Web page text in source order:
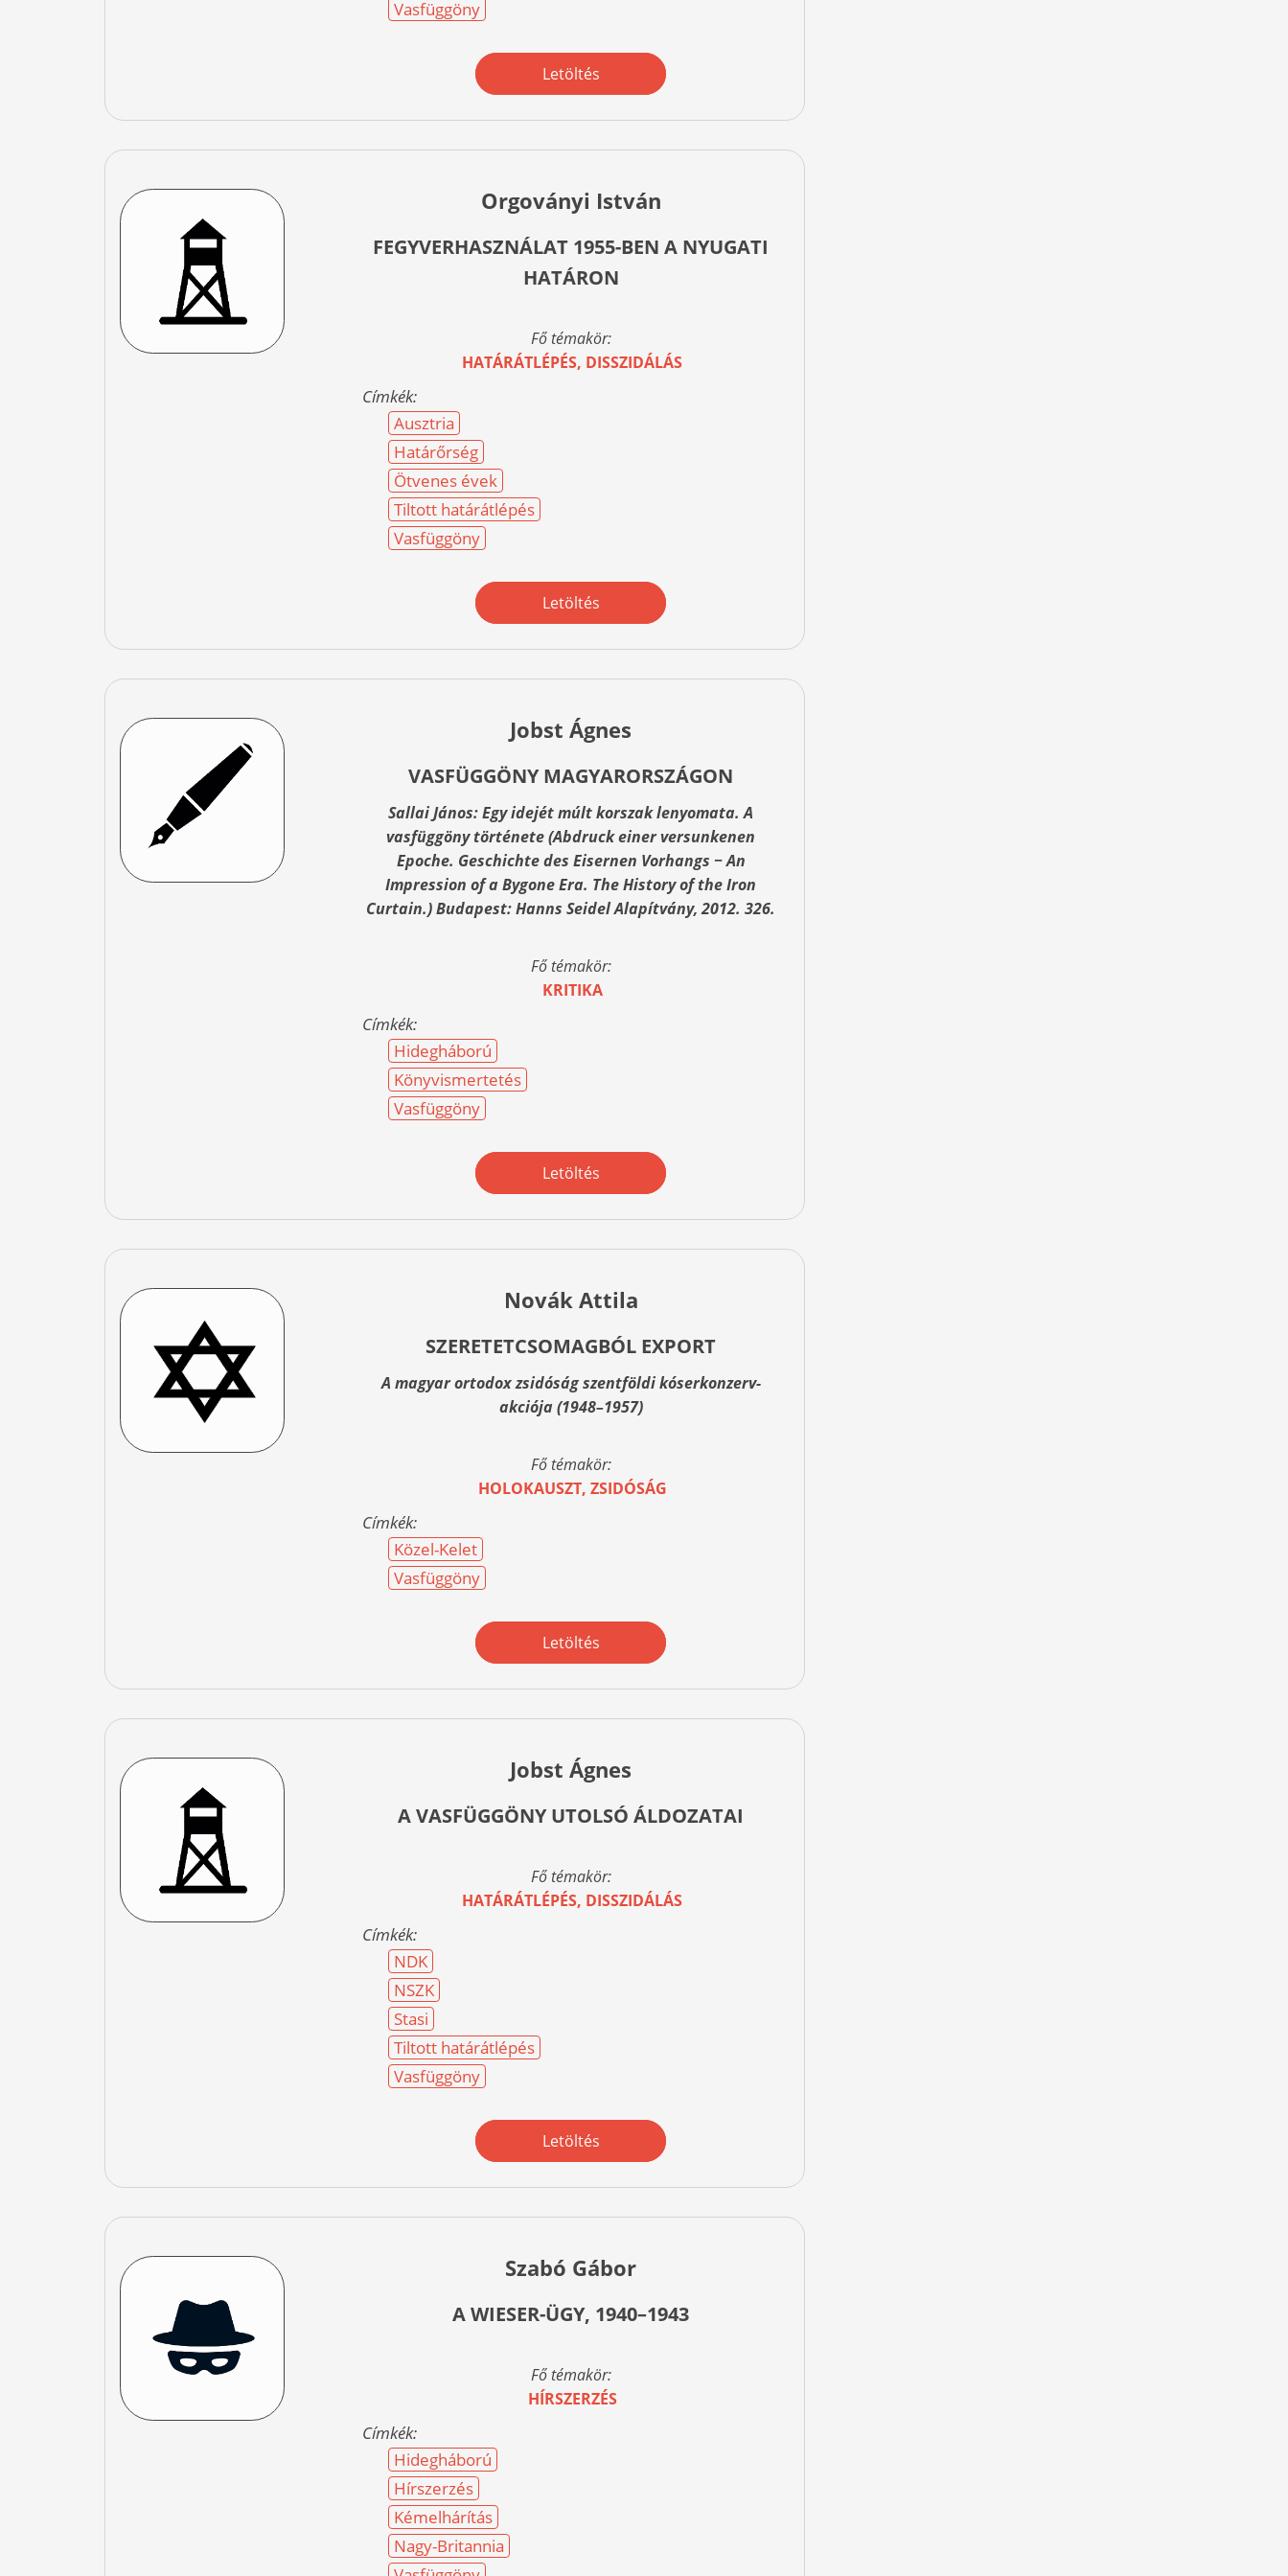
Vasfüggöny
Letöltés
Orgoványi István
FEGYVERHASZNÁLAT 1955-BEN A NYUGATI
HATÁRON
Fő témakör:
HATÁRÁTLÉPÉS, DISSZIDÁLÁS
Címkék:
Ausztria
Határőrség
Ötvenes évek
Tiltott határátlépés
Vasfüggöny
Letöltés
Jobst Ágnes
VASFÜGGÖNY MAGYARORSZÁGON
Sallai János: Egy idejét múlt korszak lenyomata. A
vasfüggöny története (Abdruck einer versunkenen
Epoche. Geschichte des Eisernen Vorhangs − An
Impression of a Bygone Era. The History of the Iron
Curtain.) Budapest: Hanns Seidel Alapítvány, 2012. 326.
Fő témakör:
KRITIKA
Címkék:
Hidegháború
Könyvismertetés
Vasfüggöny
Letöltés
Novák Attila
SZERETETCSOMAGBÓL EXPORT
A magyar ortodox zsidóság szentföldi kóserkonzerv-
akciója (1948–1957)
Fő témakör:
HOLOKAUSZT, ZSIDÓSÁG
Címkék:
Közel-Kelet
Vasfüggöny
Letöltés
Jobst Ágnes
A VASFÜGGÖNY UTOLSÓ ÁLDOZATAI
Fő témakör:
HATÁRÁTLÉPÉS, DISSZIDÁLÁS
Címkék:
NDK
NSZK
Stasi
Tiltott határátlépés
Vasfüggöny
Letöltés
Szabó Gábor
A WIESER-ÜGY, 1940–1943
Fő témakör:
HÍRSZERZÉS
Címkék:
Hidegháború
Hírszerzés
Kémelhárítás
Nagy-Britannia